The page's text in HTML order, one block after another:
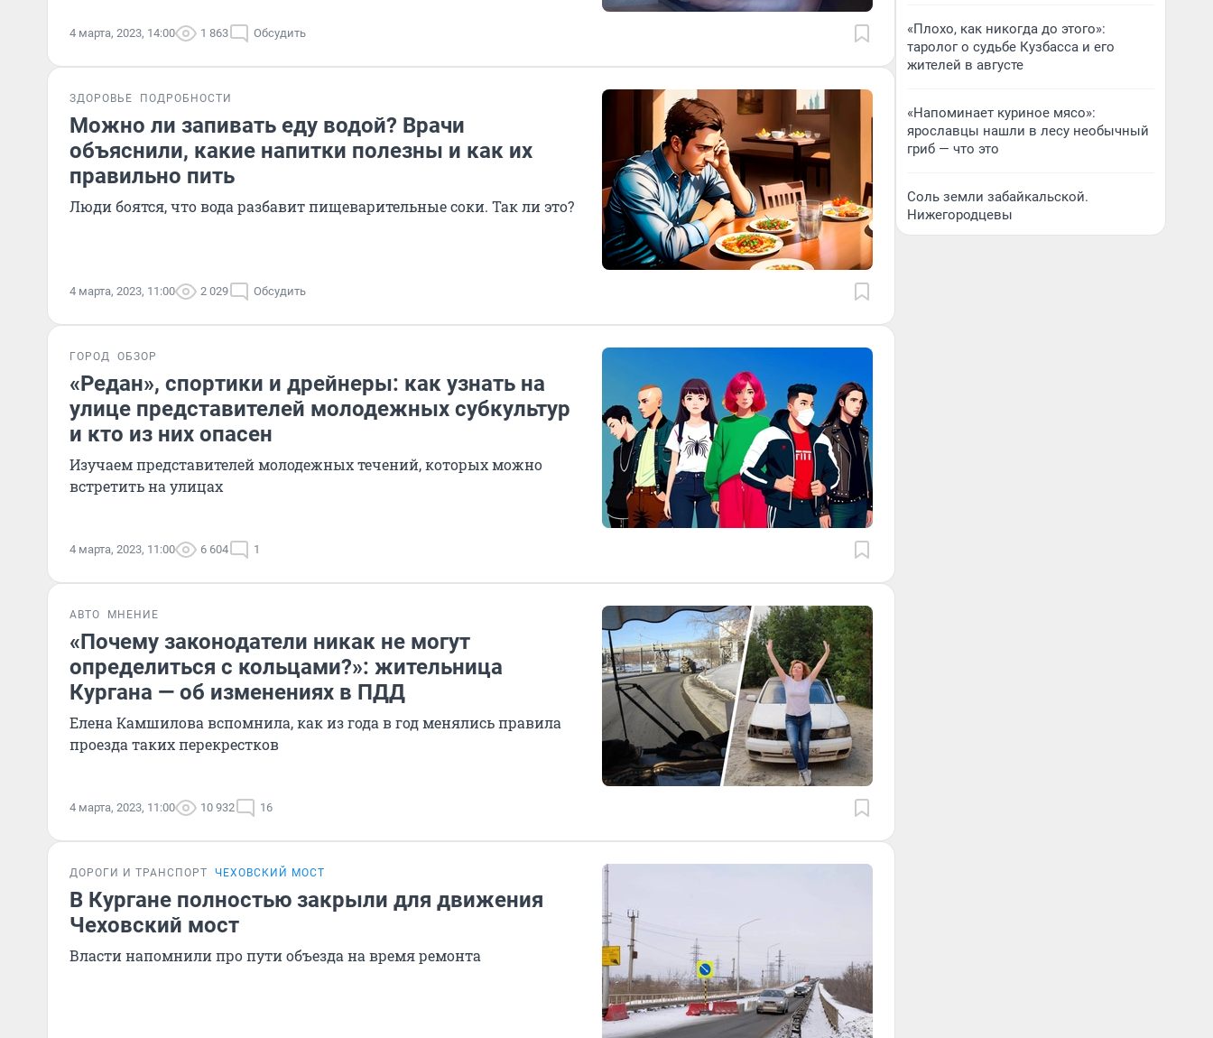
4 марта, 2023, 14:00 1 863 Обсудить
ЗДОРОВЬЕ ПОДРОБНОСТИ
Можно ли запивать еду водой? Врачи
объяснили, какие напитки полезны и как их
правильно пить
Люди боятся, что вода разбавит пищеварительные соки. Так ли это?
4 марта, 2023, 11:00 2 029 Обсудить
ГОРОД ОБЗОР
«Редан», спортики и дрейнеры: как узнать на
улице представителей молодежных субкультур
и кто из них опасен
Изучаем представителей молодежных течений, которых можно
встретить на улицах
4 марта, 2023, 11:00 6 604 1
АВТО МНЕНИЕ
«Почему законодатели никак не могут
определиться с кольцами?»: жительница
Кургана — об изменениях в ПДД
Елена Камшилова вспомнила, как из года в год менялись правила
проезда таких перекрестков
4 марта, 2023, 11:00 10 932 16
ДОРОГИ И ТРАНСПОРТ ЧЕХОВСКИЙ МОСТ
В Кургане полностью закрыли для движения
Чеховский мост
Власти напомнили про пути объезда на время ремонта
«Плохо, как никогда до этого»:
таролог о судьбе Кузбасса и его
жителей в августе
«Напоминает куриное мясо»:
ярославцы нашли в лесу необычный
гриб — что это
Соль земли забайкальской.
Нижегородцевы